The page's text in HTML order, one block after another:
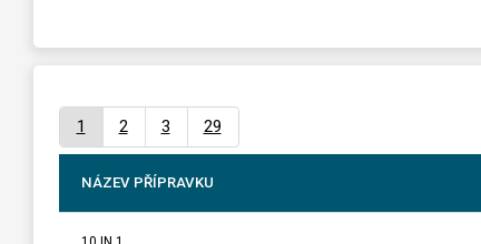
1 2 3 29
NÁZEV PŘÍPRAVKU